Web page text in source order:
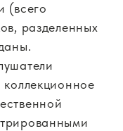
(всего
разделенных
коллекционное